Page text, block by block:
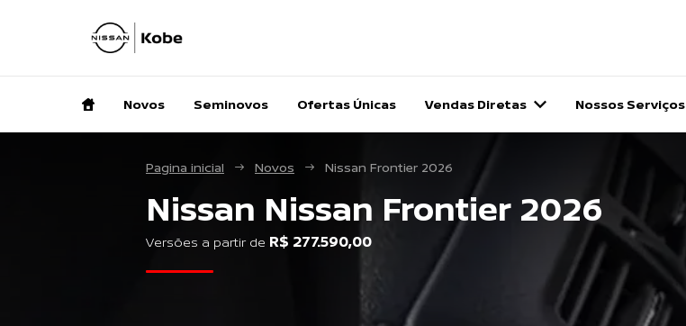
Novos Seminovos Ofertas Únicas Vendas Diretas Nossos Serviços
Pagina inicial Novos Nissan Frontier 2026
Nissan Nissan Frontier 2026
Versões a partir de R$ 277.590,00